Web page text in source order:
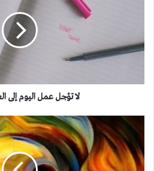
الآن
لا تؤجل عمل اليوم إلى
عقلك